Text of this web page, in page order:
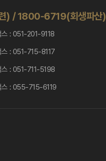
) /1800-6719(회생파산)
스 : 051-201-9118
스 : 051-715-8117
스 : 051-711-5198
스 : 055-715-6119